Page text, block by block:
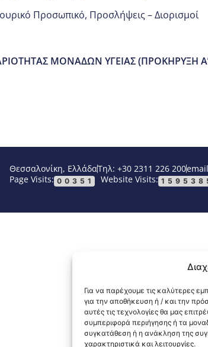
Για να παρέχουμε τις καλύτερες
για την αποθήκευση ή / και την
αυτές τις τεχνολογίες θα μας
συμπεριφορά περιήγησης ή τα
συγκατάθεση ή η ανάκληση της
χαρακτηριστικά και λειτουργίες.
Προσωπικό, Προσλήψεις – Διορισμοί
ΜΟΝΑΔΩΝ ΥΓΕΙΑΣ (ΠΡΟΚΗΡΥΞΗ
Θεσσαλονίκη, ΕλλάδαΤηλ: +30 2311 226 200
Page Visits: 00351 Website Visits: